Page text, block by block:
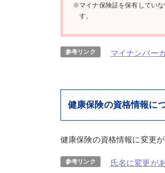
※マイナ保険証を保有してい
す。
参考リンク マイナンバー
健康保険の資格情報に
健康保険の資格情報に変更
参考リンク 氏名に変更が